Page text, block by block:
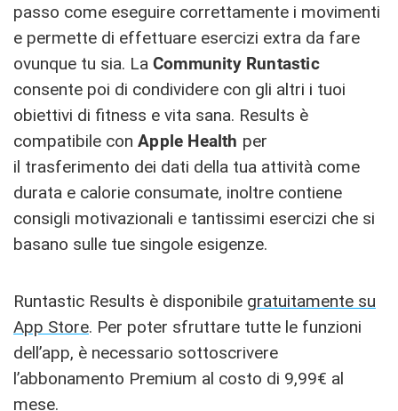
passo come eseguire correttamente i movimenti
e permette di effettuare esercizi extra da fare
ovunque tu sia. La Community Runtastic
consente poi di condividere con gli altri i tuoi
obiettivi di fitness e vita sana. Results è
compatibile con Apple Health per
il trasferimento dei dati della tua attività come
durata e calorie consumate, inoltre contiene
consigli motivazionali e tantissimi esercizi che si
basano sulle tue singole esigenze.
Runtastic Results è disponibile gratuitamente su
App Store. Per poter sfruttare tutte le funzioni
dell’app, è necessario sottoscrivere
l’abbonamento Premium al costo di 9,99€ al
mese.